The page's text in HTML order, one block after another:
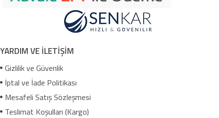
YARDIM VE İLETİŞİM
Gizlilik ve Güvenlik
İptal ve İade Politikası
Mesafeli Satış Sözleşmesi
Teslimat Koşulları (Kargo)